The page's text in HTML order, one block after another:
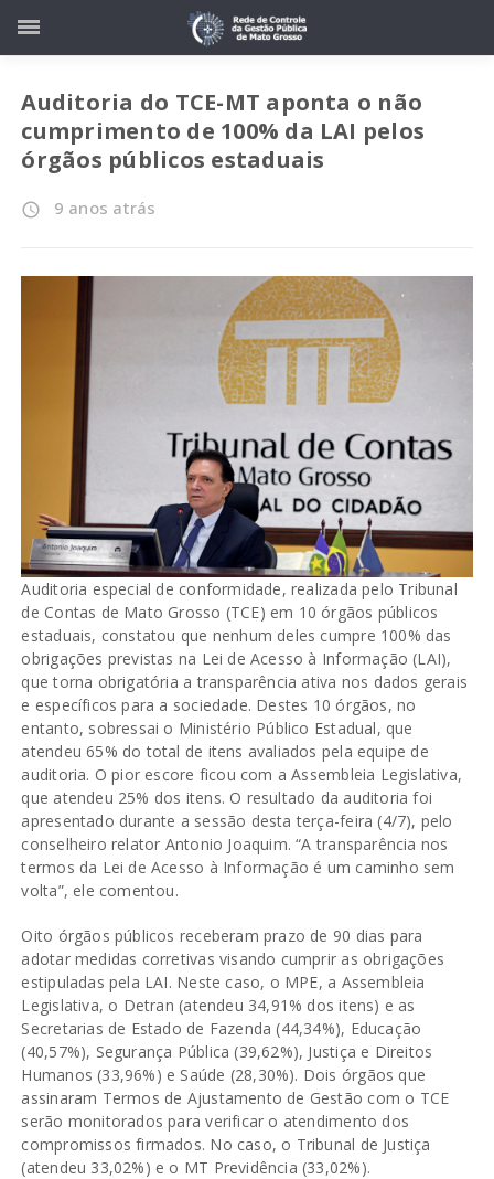
Auditoria do TCE-MT aponta o não
cumprimento de 100% da LAI pelos
órgãos públicos estaduais
access_time 9 anos atrás
Auditoria especial de conformidade, realizada pelo Tribunal
de Contas de Mato Grosso (TCE) em 10 órgãos públicos
estaduais, constatou que nenhum deles cumpre 100% das
obrigações previstas na Lei de Acesso à Informação (LAI),
que torna obrigatória a transparência ativa nos dados gerais
e específicos para a sociedade. Destes 10 órgãos, no
entanto, sobressai o Ministério Público Estadual, que
atendeu 65% do total de itens avaliados pela equipe de
auditoria. O pior escore ficou com a Assembleia Legislativa,
que atendeu 25% dos itens. O resultado da auditoria foi
apresentado durante a sessão desta terça-feira (4/7), pelo
conselheiro relator Antonio Joaquim. “A transparência nos
termos da Lei de Acesso à Informação é um caminho sem
volta”, ele comentou.
Oito órgãos públicos receberam prazo de 90 dias para
adotar medidas corretivas visando cumprir as obrigações
estipuladas pela LAI. Neste caso, o MPE, a Assembleia
Legislativa, o Detran (atendeu 34,91% dos itens) e as
Secretarias de Estado de Fazenda (44,34%), Educação
(40,57%), Segurança Pública (39,62%), Justiça e Direitos
Humanos (33,96%) e Saúde (28,30%). Dois órgãos que
assinaram Termos de Ajustamento de Gestão com o TCE
serão monitorados para verificar o atendimento dos
compromissos firmados. No caso, o Tribunal de Justiça
(atendeu 33,02%) e o MT Previdência (33,02%).